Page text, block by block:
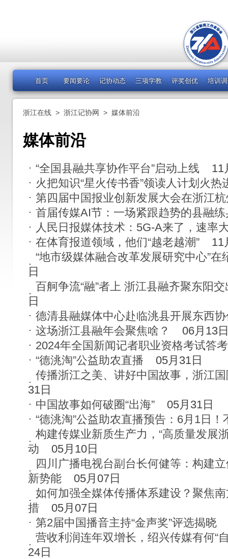
首页 要闻要论 记协动态 三项学教 评奖创优 培训
浙江在线 > 浙江记协网 > 媒体前沿
媒体前沿
“全国县融共享协作平台”启动上线
11
火把知识“星火传书香”领读人计划火热
第四届中国报业创新发展大会在浙江
首届传媒AI节：一场紧跟趋势的县融练
人民日报媒体技术：5G-A来了，速率
在体育报道领域，他们“越老越潮”
11
“地市级媒体融合改革发展研究中心”在
日
百舸争流“融”者上 浙江县融齐聚东阳
日
德清县融媒体中心赴临洮县开展东西
这场浙江县融年会聚焦啥？
06月13
2024年全国新闻记者职业资格考试答
“德洮淘”公益助农直播
05月31日
传播浙江之美、讲好中国故事，浙江
31日
中国故事如何破圈“出海”
05月31日
“德洮淘”公益助农直播预告：6月1日！
构建传媒业新质生产力，“高质量发展
动
05月10日
四川广播电视台副台长何健等：构建
新势能
05月07日
如何加强全媒体传播体系建设？聚焦南
措
05月07日
第2届中国播音主持“金声奖”评选揭晓
营收利润连年双增长，绍兴传媒有何“
24日